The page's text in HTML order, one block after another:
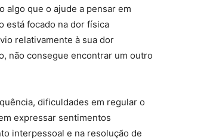
algo que o ajude a pensar em
está focado na dor física
relativamente à sua dor
não consegue encontrar um outro
dificuldades em regular o
expressar sentimentos
interpessoal e na resolução de